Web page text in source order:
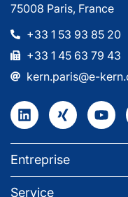
75008 Paris, France
+33 1 53 93 85 20
+33 1 45 63 79 43
kern.paris@e-
Entreprise
Service